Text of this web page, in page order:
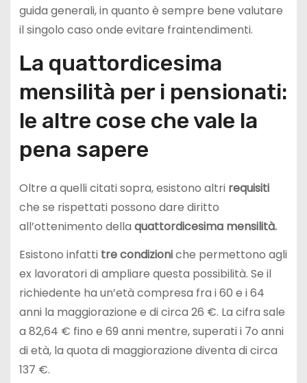
guida generali, in quanto è sempre bene valutare
il singolo caso onde evitare fraintendimenti.
La quattordicesima
mensilità per i pensionati:
le altre cose che vale la
pena sapere
Oltre a quelli citati sopra, esistono altri requisiti
che se rispettati possono dare diritto
all’ottenimento della quattordicesima mensilità.
Esistono infatti tre condizioniche permettono agli
ex lavoratori di ampliare questa possibilità. Se il
richiedente ha un’età compresa fra i 60 e i 64
anni la maggiorazione e di circa 26 €. La cifra sale
a 82,64 € fino e 69 anni mentre, superati i 7o anni
di età, la quota di maggiorazione diventa di circa
137 €.